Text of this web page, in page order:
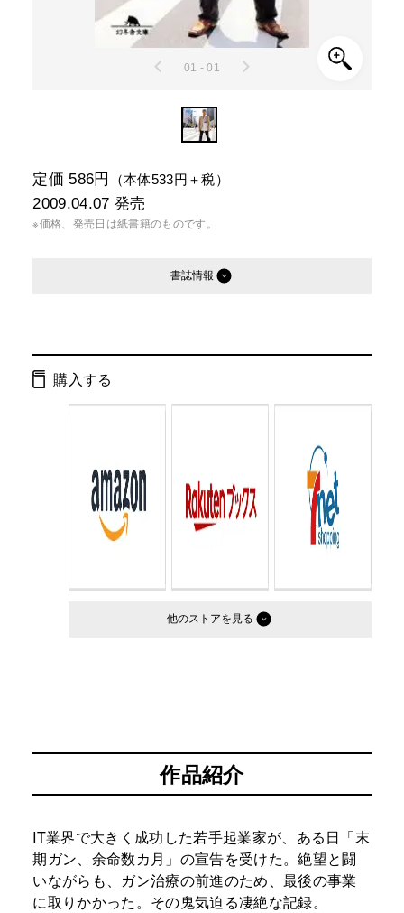
01 - 01
定価 586円 （本体533円＋税）
2009.04.07 発売
※価格、発売日は紙書籍のものです。
書誌情報
ISBN： 9784344412927
判型：
購入する
他のストア
作品紹介
IT業界で大きく成功した若手起業家が、ある日「末
期ガン、余命数カ月」の宣告を受けた。絶望と闘
いながらも、ガン治療の前進のため、最後の事業
に取りかかった。その鬼気迫る凄絶な記録。